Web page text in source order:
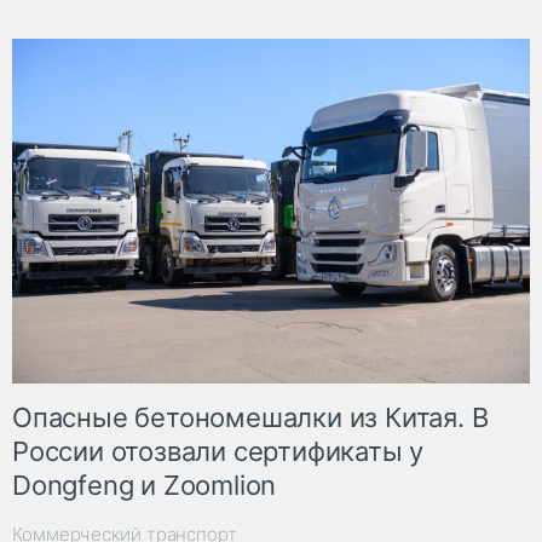
Опасные бетономешалки из Китая. В
России отозвали сертификаты у
Dongfeng и Zoomlion
Коммерческий транспорт